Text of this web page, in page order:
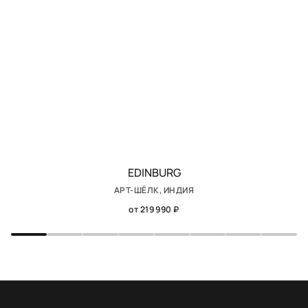
EDINBURG
АРТ-ШЁЛК, ИНДИЯ
от 219 990 ₽